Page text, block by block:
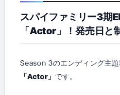
スパイファミリー3期
「Actor」！発売日と
Season 3のエンディング主
「Actor」 です。